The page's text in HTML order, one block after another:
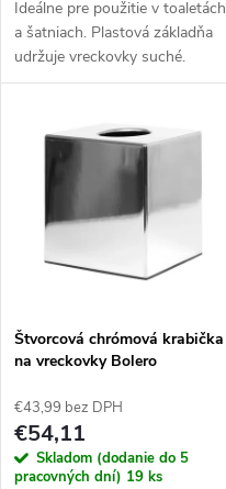
u
u
k
Ideálne pre použitie v toaletách
a šatniach. Plastová základňa
udržuje vreckovky suché.
Papierové vreckovky sa
Štvorcová chrómová krabička
na vreckovky Bolero
€43,99 bez DPH
€54,11
Skladom (dodanie do 5
pracovných dní) 19 ks